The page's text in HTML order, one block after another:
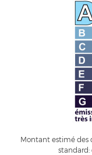
Montant estimé des
standard: